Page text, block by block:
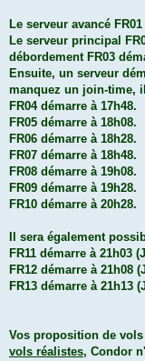
Le serveur avancé
Le serveur principal
débordement FR03
Ensuite, un serveur
manquez un join-time,
FR04 démarre à 17h48.
FR05 démarre à 18h08.
FR06 démarre à 18h28.
FR07 démarre à 18h48.
FR08 démarre à 19h08.
FR09 démarre à 19h28.
FR10 démarre à 20h28.
Il sera également
FR11 démarre à 21h03
FR12 démarre à 21h08
FR13 démarre à 21h13
Vos proposition de
vols réalistes, Condor